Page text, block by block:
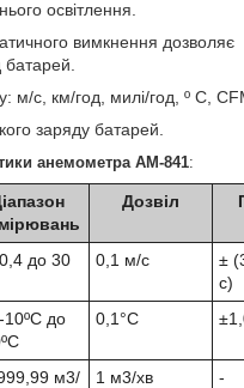
освітлення.
вимкнення дозволяє
м/с, км/год, милі/год, º C,
заряду батарей.
анемометра AM-841:
Дозвіл
0,4 до 30
0,1 м/с
±
с)
10ºC до
0,1°C
м3/
1 м3/хв -